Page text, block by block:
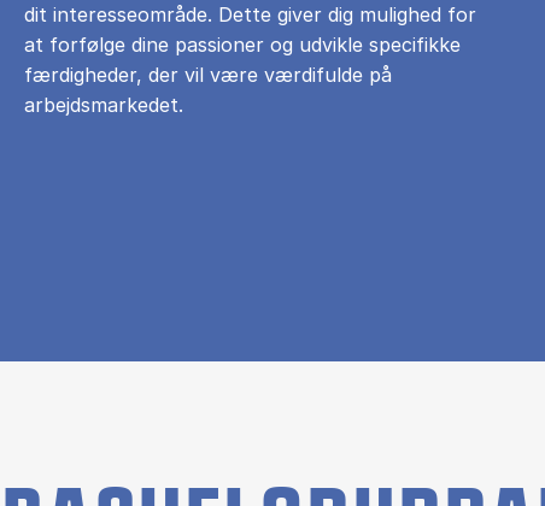
dit interesseområde. Dette giver dig mulighed for
at forfølge dine passioner og udvikle specifikke
færdigheder, der vil være værdifulde på
arbejdsmarkedet.